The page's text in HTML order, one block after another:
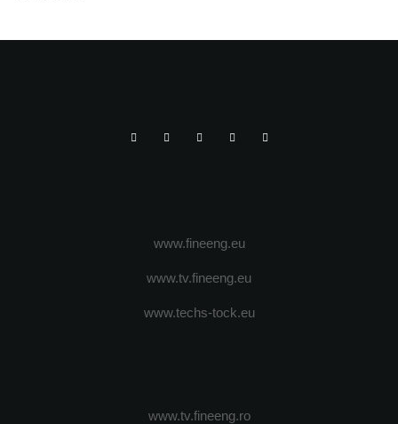
www.fineeng.eu
www.tv.fineeng.eu
www.techs-tock.eu
www.tv.fineeng.ro